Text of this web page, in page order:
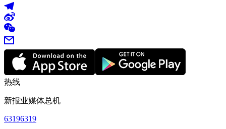
热线
新报业媒体总机
63196319